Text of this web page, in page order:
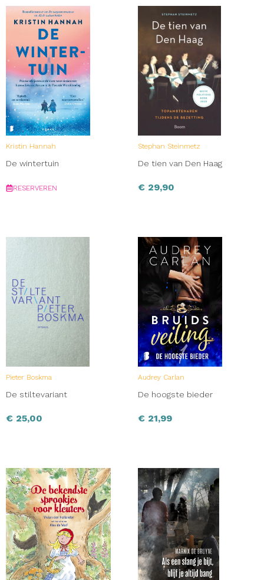
Kristin Hannah
De wintertuin
RESERVEREN
Stephan Steinmetz
De tien van Den Haag
€ 29,90
Pieter Boskma
De stiltevariant
€ 25,00
Audrey Carlan
De hoogste bieder
€ 21,99